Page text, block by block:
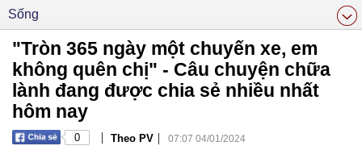
Sống
"Tròn 365 ngày một chuyến xe, em
không quên chị" - Câu chuyện chữa
lành đang được chia sẻ nhiều nhất
hôm nay
0 | Theo PV | 07:07 04/01/2024